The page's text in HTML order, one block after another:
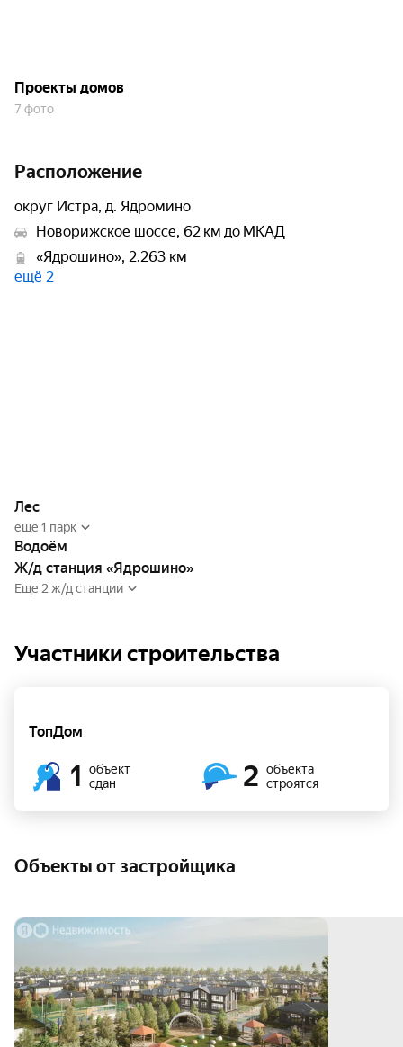
Проекты домов
7 фото
Расположение
округ Истра, д. Ядромино
Новорижское шоссе, 62 км до МКАД
«Ядрошино», 2.263 км
ещё 2
Лес
еще 1 парк
Водоём
Ж/д станция «Ядрошино»
Еще 2 ж/д станции
Участники строительства
ТопДом
1
объект
сдан
2 объекта
строятся
Объекты от застройщика